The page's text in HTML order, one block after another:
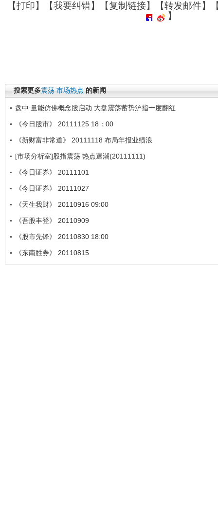
【打印】【我要纠错】【复制链接】【转发邮件】
】
搜索更多震荡 市场热点 的新闻
盘中:量能仿佛概念股启动 大盘震荡蓄势沪指一度翻红
《今日股市》 20111125 18：00
《新财富非常道》 20111118 布局年报业绩浪
[市场分析室]股指震荡 热点退潮(20111111)
《今日证券》 20111101
《今日证券》 20111027
《天生我财》 20110916 09:00
《吾股丰登》 20110909
《股市先锋》 20110830 18:00
《东南胜券》 20110815